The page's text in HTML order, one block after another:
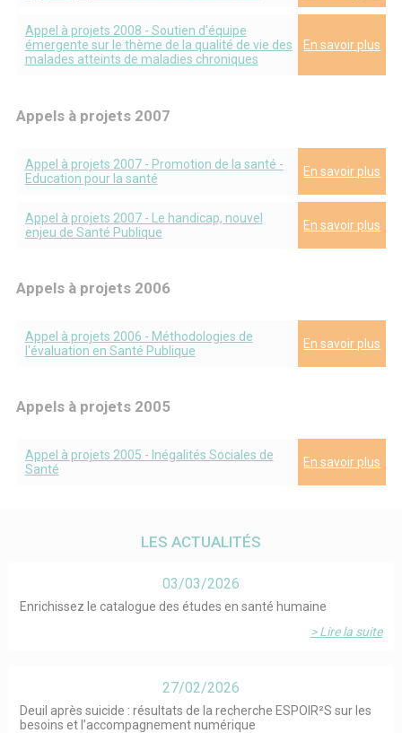
Appel à projets 2008 - Soutien d'équipe
émergente sur le thème de la qualité de vie des
malades atteints de maladies chroniques
En savoir plus
Appels à projets 2007
Appel à projets 2007 - Promotion de la santé -
Education pour la santé
En savoir plus
Appel à projets 2007 - Le handicap, nouvel
enjeu de Santé Publique
En savoir plus
Appels à projets 2006
Appel à projets 2006 - Méthodologies de
l'évaluation en Santé Publique
En savoir plus
Appels à projets 2005
Appel à projets 2005 - Inégalités Sociales de
Santé
En savoir plus
LES ACTUALITÉS
03/03/2026
Enrichissez le catalogue des études en santé humaine
> Lire la suite
27/02/2026
Deuil après suicide : résultats de la recherche ESPOIR²S sur les
besoins et l’accompagnement numérique